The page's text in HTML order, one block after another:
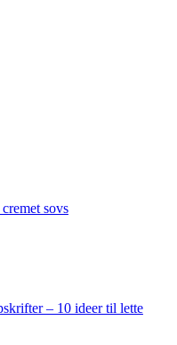
sovs
– 10 ideer til lette